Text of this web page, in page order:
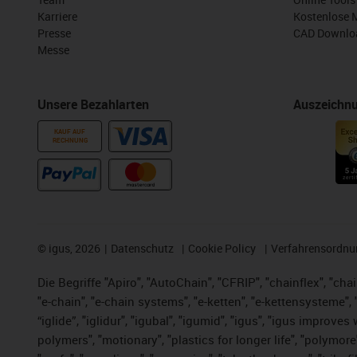
Karriere
Presse
Messe
Unsere Bezahlarten
KAUF AUF
RECHNUNG
Kostenlose
CAD
© igus, 2026 Datenschutz Cookie Policy
Die Begriffe "Apiro", "AutoChain", "CFRIP", "chainflex",
"e-chain", "e-chain systems", "e-ketten", "e-
“iglide”, "iglidur", "igubal", "igumid", "igus", "igus
polymers", "motionary", "plastics for longer life",